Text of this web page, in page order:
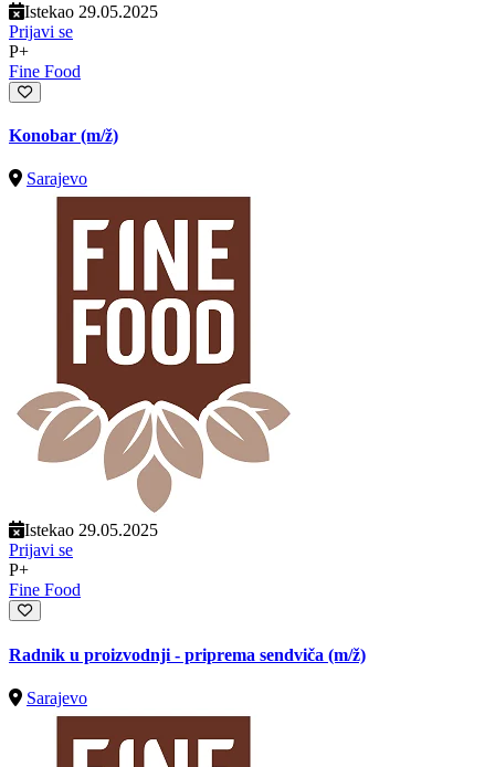
Istekao 29.05.2025
Prijavi se
P+
Fine Food
Konobar (m/ž)
Sarajevo
Istekao 29.05.2025
Prijavi se
P+
Fine Food
Radnik u proizvodnji - priprema sendviča (m/ž)
Sarajevo